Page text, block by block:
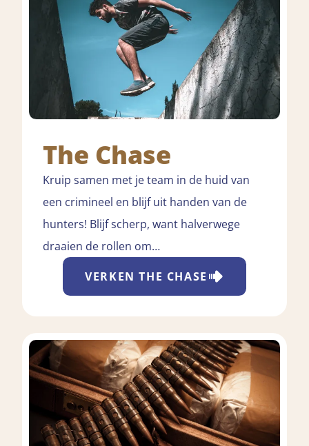
The Chase
Kruip samen met je team in de huid van
een crimineel en blijf uit handen van de
hunters! Blijf scherp, want halverwege
draaien de rollen om…
VERKENTHE CHASE